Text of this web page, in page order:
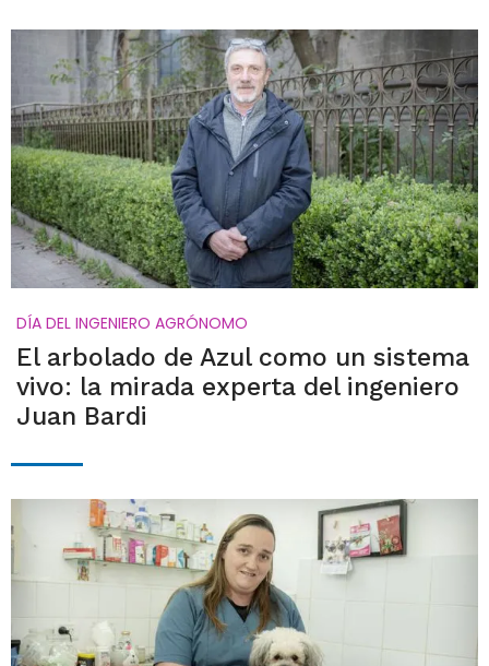
DÍA DEL INGENIERO AGRÓNOMO
El arbolado de Azul como un sistema
vivo: la mirada experta del ingeniero
Juan Bardi